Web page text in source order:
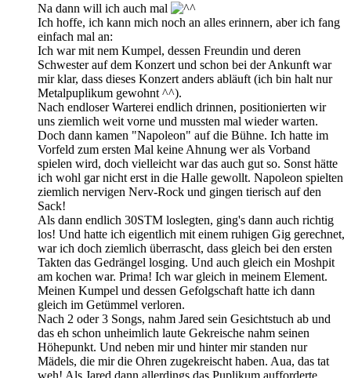
Na dann will ich auch mal
Ich hoffe, ich kann mich noch an alles erinnern, aber ich fang
einfach mal an:
Ich war mit nem Kumpel, dessen Freundin und deren
Schwester auf dem Konzert und schon bei der Ankunft war
mir klar, dass dieses Konzert anders abläuft (ich bin halt nur
Metalpuplikum gewohnt ^^).
Nach endloser Warterei endlich drinnen, positionierten wir
uns ziemlich weit vorne und mussten mal wieder warten.
Doch dann kamen "Napoleon" auf die Bühne. Ich hatte im
Vorfeld zum ersten Mal keine Ahnung wer als Vorband
spielen wird, doch vielleicht war das auch gut so. Sonst hätte
ich wohl gar nicht erst in die Halle gewollt. Napoleon spielten
ziemlich nervigen Nerv-Rock und gingen tierisch auf den
Sack!
Als dann endlich 30STM loslegten, ging's dann auch richtig
los! Und hatte ich eigentlich mit einem ruhigen Gig gerechnet,
war ich doch ziemlich überrascht, dass gleich bei den ersten
Takten das Gedrängel losging. Und auch gleich ein Moshpit
am kochen war. Prima! Ich war gleich in meinem Element.
Meinen Kumpel und dessen Gefolgschaft hatte ich dann
gleich im Getümmel verloren.
Nach 2 oder 3 Songs, nahm Jared sein Gesichtstuch ab und
das eh schon unheimlich laute Gekreische nahm seinen
Höhepunkt. Und neben mir und hinter mir standen nur
Mädels, die mir die Ohren zugekreischt haben. Aua, das tat
weh! Als Jared dann allerdings das Puplikum aufforderte,